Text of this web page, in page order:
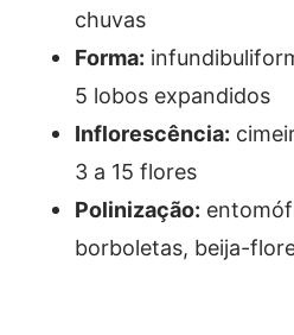
chuvas
Forma:
5 lobos expandidos
Inflorescência:
3 a 15 flores
Polinização:
borboletas, beija-